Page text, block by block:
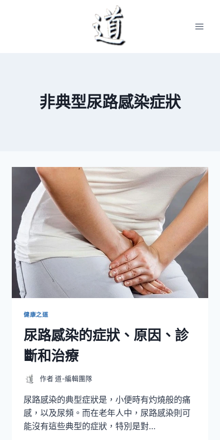
非典型尿路感染症狀
健康之道
尿路感染的症狀、原因、診
斷和治療
作者 道-編輯團隊
尿路感染的典型症狀是，小便時有灼燒般的痛
感，以及尿頻。而在老年人中，尿路感染則可
能沒有這些典型的症狀，特別是對…